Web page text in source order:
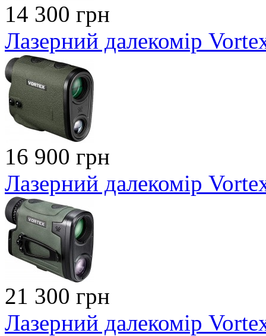
14 300 грн
Лазерний далекомір
16 900 грн
Лазерний далекомір
21 300 грн
Лазерний далекомір